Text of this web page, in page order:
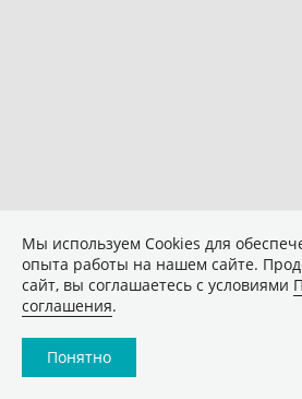
Мы используем Сookies для
опыта работы на нашем сайте.
сайт, вы соглашаетесь с условиями
соглашения.
Понятно